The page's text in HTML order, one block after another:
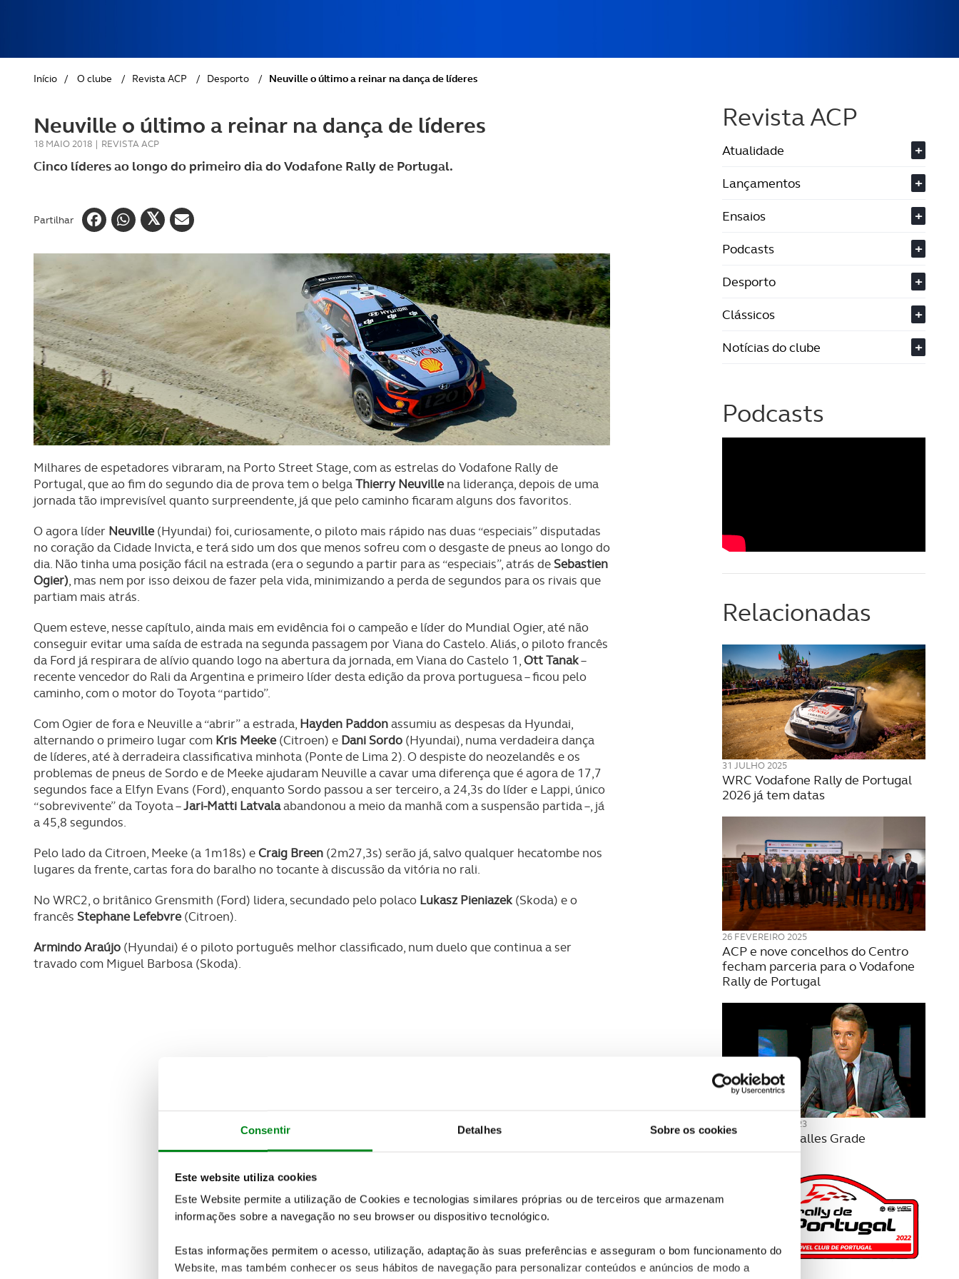
Consentir Detalhes Sobre os cookies
Este website utiliza cookies
Este Website permite a utilização de Cookies e tecnologias similares próprias ou de terceiros que armazenam
informações sobre a navegação no seu browser ou dispositivo tecnológico.
Estas informações permitem o acesso, utilização, adaptação às suas preferências e asseguram o bom funcionamento do
Website, mas também conhecer os seus hábitos de navegação para personalizar conteúdos e anúncios de modo a
GOLFE
AUTOCARAVANISMO
Início / O clube / Revista ACP / Desporto / Neuville o último a reinar na dança de líderes
Neuville o último a reinar na dança de líderes
18 MAIO 2018 | REVISTA ACP
Cinco líderes ao longo do primeiro dia do Vodafone Rally de Portugal.
Partilhar
Milhares de espetadores vibraram, na Porto Street Stage, com as estrelas do Vodafone Rally de
Portugal, que ao fim do segundo dia de prova tem o belgaThierry Neuvillena liderança, depois de uma
jornada tão imprevisível quanto surpreendente, já que pelo caminho ficaram alguns dos favoritos.
O agora líder Neuville(Hyundai) foi, curiosamente, o piloto mais rápido nas duas “especiais” disputadas
no coração da Cidade Invicta, e terá sido um dos que menos sofreu com o desgaste de pneus ao longo do
dia. Não tinha uma posição fácil na estrada (era o segundo a partir para as “especiais”, atrás de Sebastien
Ogier), mas nem por isso deixou de fazer pela vida, minimizando a perda de segundos para os rivais que
partiam mais atrás.
Quem esteve, nesse capítulo, ainda mais em evidência foi o campeão e líder do Mundial Ogier, até não
conseguir evitar uma saída de estrada na segunda passagem por Viana do Castelo. Aliás, o piloto francês
da Ford já respirara de alívio quando logo na abertura da jornada, em Viana do Castelo 1,Ott Tanak–
recente vencedor do Rali da Argentina e primeiro líder desta edição da prova portuguesa – ficou pelo
caminho, com o motor do Toyota “partido”.
Com Ogier de fora e Neuville a “abrir” a estrada, Hayden Paddonassumiu as despesas da Hyundai,
alternando o primeiro lugar com Kris Meeke(Citroen) e Dani Sordo (Hyundai), numa verdadeira dança
de líderes, até à derradeira classificativa minhota (Ponte de Lima 2). O despiste do neozelandês e os
problemas de pneus de Sordo e de Meeke ajudaram Neuville a cavar uma diferença que é agora de 17,7
segundos face a Elfyn Evans (Ford), enquanto Sordo passou a ser terceiro, a 24,3s do líder e Lappi, único
“sobrevivente” da Toyota –Jari-Matti Latvalaabandonou a meio da manhã com a suspensão partida –, já
a 45,8 segundos.
Pelo lado da Citroen, Meeke (a 1m18s) eCraig Breen (2m27,3s) serão já, salvo qualquer hecatombe nos
lugares da frente, cartas fora do baralho no tocante à discussão da vitória no rali.
No WRC2, o britânico Grensmith (Ford) lidera, secundado pelo polaco Lukasz Pieniazek (Skoda) e o
francês Stephane Lefebvre(Citroen).
Armindo Araújo (Hyundai) é o piloto português melhor classificado, num duelo que continua a ser
travado com Miguel Barbosa (Skoda).
Revista ACP
Atualidade
+
Lançamentos
+
Ensaios
+
Podcasts
+
Desporto
+
Clássicos
+
Notícias do clube
+
Podcasts
Relacionadas
31 JULHO 2025
WRC Vodafone Rally de Portugal
2026 já tem datas
26 FEVEREIRO 2025
ACP e nove concelhos do Centro
fecham parceria para o Vodafone
Rally de Portugal
14 FEVEREIRO 2023
Morreu Luís Salles Grade